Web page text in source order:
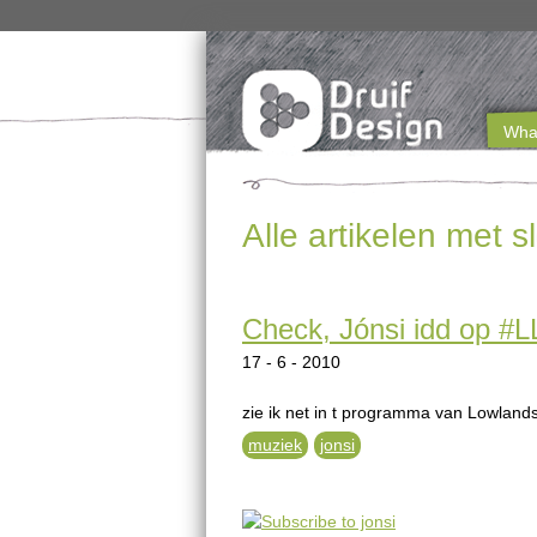
Alle artikelen met
Check, Jónsi idd op
17 - 6 - 2010
zie ik net in t programma van
muziek
jonsi
i
m
n